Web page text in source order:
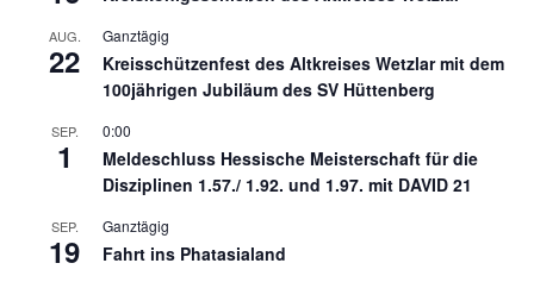
AUG.
22
Ganztägig
Kreisschützenfest des Altkreises Wetzlar mit dem
100jährigen Jubiläum des SV Hüttenberg
SEP.
1
0:00
Meldeschluss Hessische Meisterschaft für die
Disziplinen 1.57./ 1.92. und 1.97. mit DAVID 21
SEP.
19
Ganztägig
Fahrt ins Phatasialand